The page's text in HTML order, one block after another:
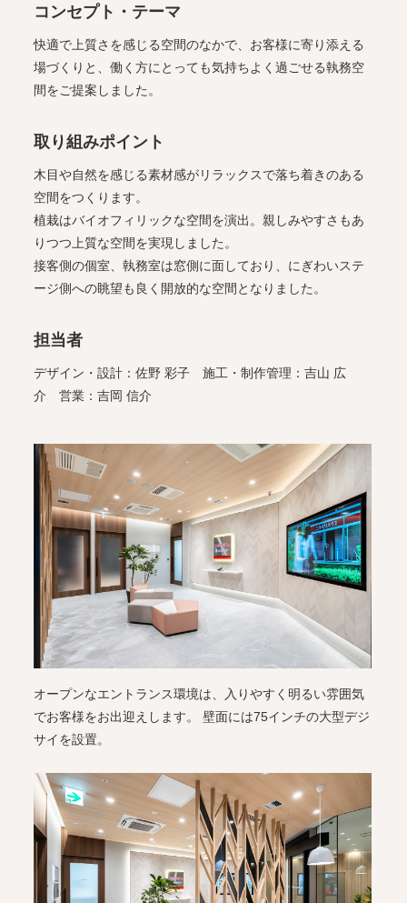
コンセプト・テーマ
快適で上質さを感じる空間のなかで、お客様に寄り添える
場づくりと、働く方にとっても気持ちよく過ごせる執務空
間をご提案しました。
取り組みポイント
木目や自然を感じる素材感がリラックスで落ち着きのある
空間をつくります。
植栽はバイオフィリックな空間を演出。親しみやすさもあ
りつつ上質な空間を実現しました。
接客側の個室、執務室は窓側に面しており、にぎわいステ
ージ側への眺望も良く開放的な空間となりました。
担当者
デザイン・設計：佐野 彩子 施工・制作管理：吉山 広
介 営業：吉岡 信介
オープンなエントランス環境は、入りやすく明るい雰囲気
でお客様をお出迎えします。 壁面には75インチの大型デジ
サイを設置。